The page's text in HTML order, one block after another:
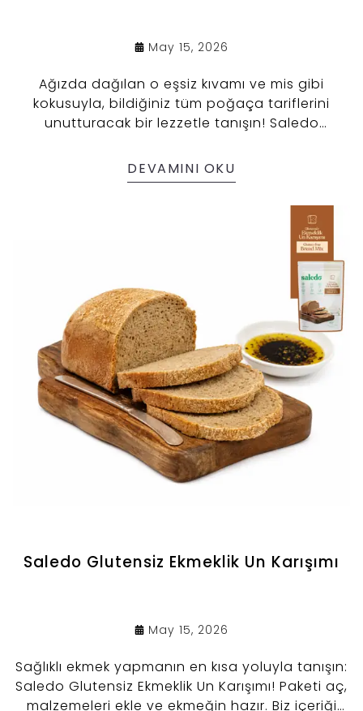
May 15, 2026
Ağızda dağılan o eşsiz kıvamı ve mis gibi
kokusuyla, bildiğiniz tüm poğaça tariflerini
unutturacak bir lezzetle tanışın! Saledo
yapabileceğiniz bu tarif hem çok pratik hemde
çok lezzetli.
DEVAMINI OKU
Saledo Glutensiz Ekmeklik Un Karışımı
May 15, 2026
Sağlıklı ekmek yapmanın en kısa yoluyla tanışın:
Saledo Glutensiz Ekmeklik Un Karışımı! Paketi aç,
malzemeleri ekle ve ekmeğin hazır. Biz içeriği